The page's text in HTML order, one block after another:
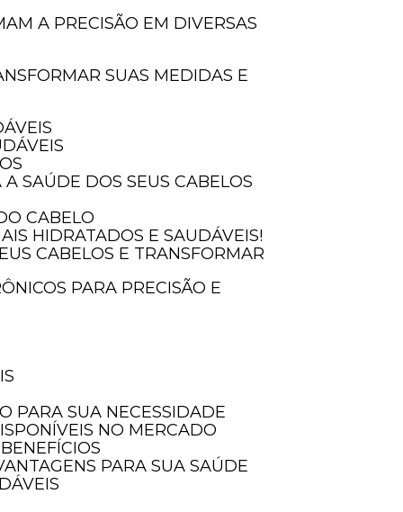
SAÚDE DOS SEUS CABELOS
CABELO
HIDRATADOS E SAUDÁVEIS!
PARA SUA NECESSIDADE
NO MERCADO
PARA SUA SAÚDE